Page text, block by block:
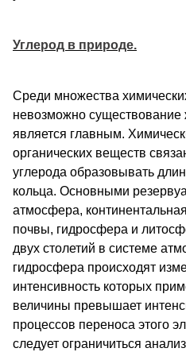
Углерод в природе.
Среди множества
невозможно существование
является главным.
органических веществ
углерода образовывать
кольца. Основными
атмосфера,
почвы, гидросфера и
двух столетий в системе
гидросфера происходят
интенсивность которых
величины превышает
процессов переноса этого
следует ограничиться